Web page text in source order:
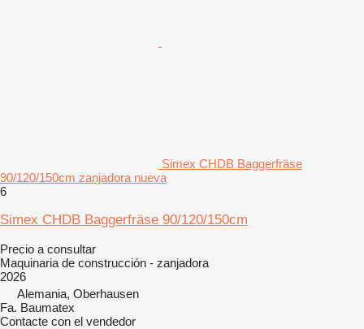
Simex CHDB Baggerfräse
90/120/150cm zanjadora nueva
6
Simex CHDB Baggerfräse 90/120/150cm
Precio a consultar
Maquinaria de construcción - zanjadora
2026
Alemania, Oberhausen
Fa. Baumatex
Contacte con el vendedor